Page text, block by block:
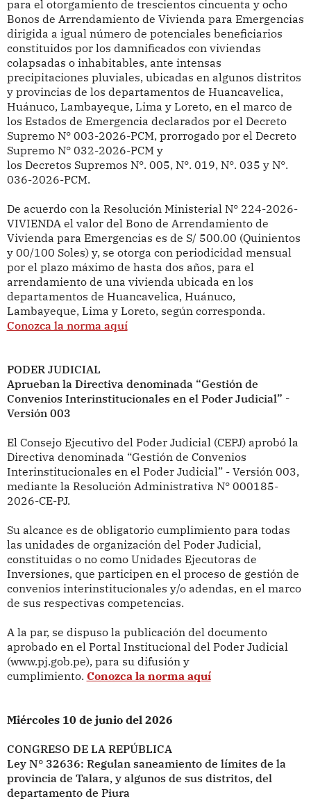
para el otorgamiento de trescientos cincuenta y ocho
Bonos de Arrendamiento de Vivienda para Emergencias
dirigida a igual número de potenciales beneficiarios
constituidos por los damnificados con viviendas
colapsadas o inhabitables, ante intensas
precipitaciones pluviales, ubicadas en algunos distritos
y provincias de los departamentos de Huancavelica,
Huánuco, Lambayeque, Lima y Loreto, en el marco de
los Estados de Emergencia declarados por el Decreto
Supremo N° 003-2026-PCM, prorrogado por el Decreto
Supremo N° 032-2026-PCM y
los Decretos Supremos N°. 005, N°. 019, N°. 035 y N°.
036-2026-PCM.
De acuerdo con la Resolución Ministerial N° 224-2026-
VIVIENDA el valor del Bono de Arrendamiento de
Vivienda para Emergencias es de S/ 500.00 (Quinientos
y 00/100 Soles) y, se otorga con periodicidad mensual
por el plazo máximo de hasta dos años, para el
arrendamiento de una vivienda ubicada en los
departamentos de Huancavelica, Huánuco,
Lambayeque, Lima y Loreto, según corresponda.
Conozca la norma aquí
PODER JUDICIAL
Aprueban la Directiva denominada “Gestión de
Convenios Interinstitucionales en el Poder Judicial” -
Versión 003
El Consejo Ejecutivo del Poder Judicial (CEPJ) aprobó la
Directiva denominada “Gestión de Convenios
Interinstitucionales en el Poder Judicial” - Versión 003,
mediante la Resolución Administrativa N° 000185-
2026-CE-PJ.
Su alcance es de obligatorio cumplimiento para todas
las unidades de organización del Poder Judicial,
constituidas o no como Unidades Ejecutoras de
Inversiones, que participen en el proceso de gestión de
convenios interinstitucionales y/o adendas, en el marco
de sus respectivas competencias.
A la par, se dispuso la publicación del documento
aprobado en el Portal Institucional del Poder Judicial
(www.pj.gob.pe), para su difusión y
cumplimiento. Conozca la norma aquí
Miércoles 10 de junio del 2026
CONGRESO DE LA REPÚBLICA
Ley N° 32636: Regulan saneamiento de límites de la
provincia de Talara, y algunos de sus distritos, del
departamento de Piura